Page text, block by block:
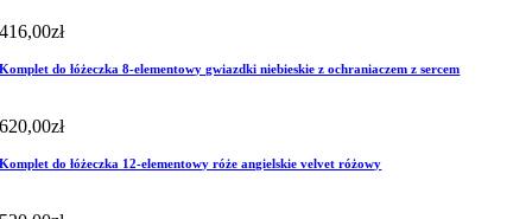
416,00zł
Komplet do łóżeczka 8-elementowy gwiazdki niebieskie z ochraniaczem z sercem
620,00zł
Komplet do łóżeczka 12-elementowy róże angielskie velvet różowy